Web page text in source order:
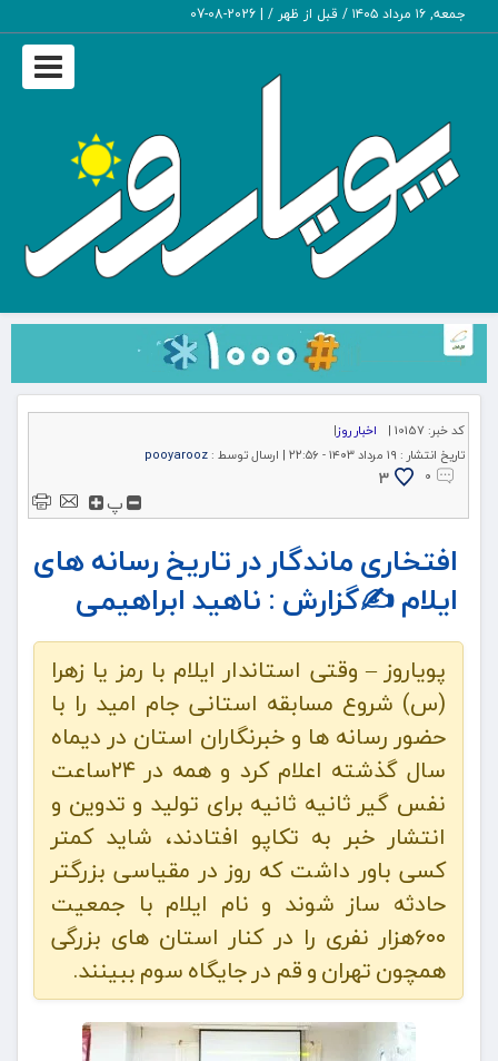
جمعه, ۱۶ مرداد ۱۴۰۵ / قبل از ظهر / |
2026-08-07
Toggle
کد خبر: 10157 | اخبار روز|
تاریخ انتشار : ۱۹ مرداد ۱۴۰۳ - ۲۲:۵۶ | ارسال توسط : pooyarooz
۰
3
پ
افتخاری ماندگار در تاریخ رسانه های
ایلام ✍️گزارش : ناهید ابراهیمی
پویاروز – وقتی استاندار ایلام با رمز یا زهرا
(س) شروع مسابقه استانی جام امید را با
حضور رسانه ها و خبرنگاران استان در دیماه
سال گذشته اعلام کرد و همه در ۲۴ساعت
نفس گیر ثانیه ثانیه برای تولید و تدوین و
انتشار خبر به تکاپو افتادند، شاید کمتر
کسی باور داشت که روز در مقیاسی بزرگتر
حادثه ساز شوند و نام ایلام با جمعیت
۶۰۰هزار نفری را در کنار استان های بزرگی
همچون تهران و قم در جایگاه سوم ببینند.